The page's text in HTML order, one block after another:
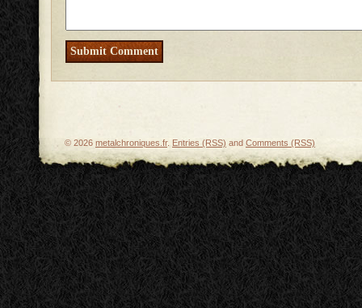
© 2026 metalchroniques.fr. Entries (RSS) and Comments (RSS)